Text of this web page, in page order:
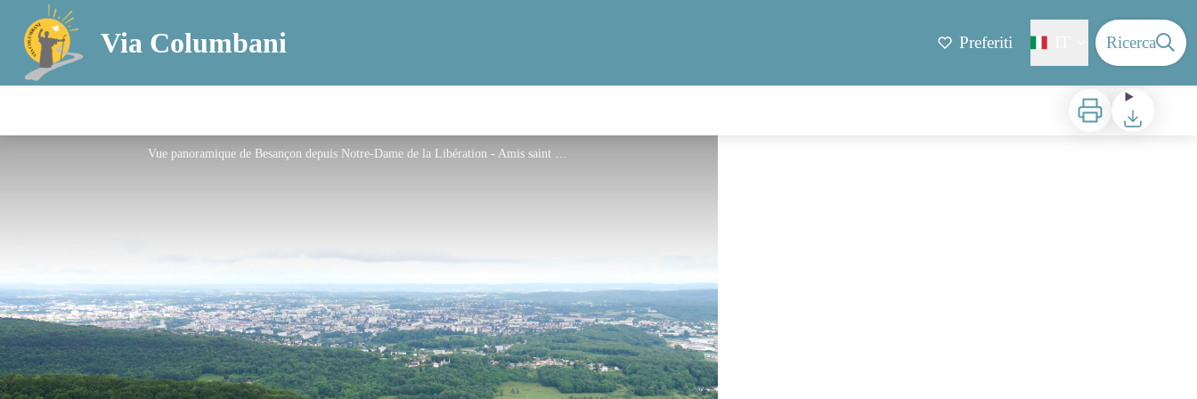
Via Columbani Preferiti Ricerca
Stampa Scaricare
Vue panoramique de Besançon depuis Notre-Dame de la Libération - Amis saint Colomban